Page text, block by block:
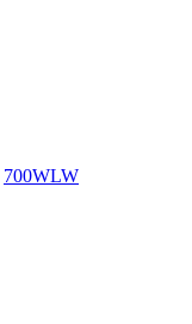
700WLW